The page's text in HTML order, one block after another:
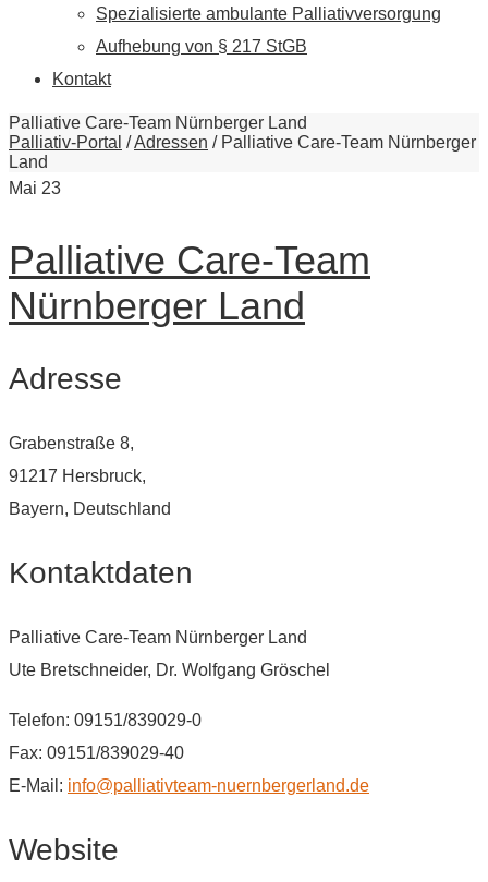
Spezialisierte ambulante Palliativversorgung
Aufhebung von § 217 StGB
Kontakt
Palliative Care-Team Nürnberger Land
Palliativ-Portal /Adressen / Palliative Care-Team Nürnberger
Land
Mai 23
Palliative Care-Team
Nürnberger Land
Adresse
Grabenstraße 8,
91217 Hersbruck,
Bayern, Deutschland
Kontaktdaten
Palliative Care-Team Nürnberger Land
Ute Bretschneider, Dr. Wolfgang Gröschel
Telefon: 09151/839029-0
Fax: 09151/839029-40
E-Mail: info@palliativteam-nuernbergerland.de
Website